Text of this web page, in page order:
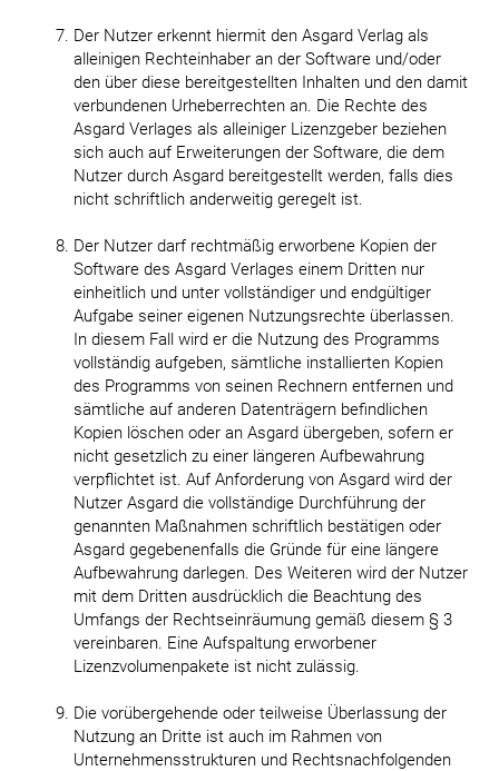
Der Nutzer erkennt hiermit den Asgard Verlag als
alleinigen Rechteinhaber an der Software und/oder
den über diese bereitgestellten Inhalten und den damit
verbundenen Urheberrechten an. Die Rechte des
Asgard Verlages als alleiniger Lizenzgeber beziehen
sich auch auf Erweiterungen der Software, die dem
Nutzer durch Asgard bereitgestellt werden, falls dies
nicht schriftlich anderweitig geregelt ist.
Der Nutzer darf rechtmäßig erworbene Kopien der
Software des Asgard Verlages einem Dritten nur
einheitlich und unter vollständiger und endgültiger
Aufgabe seiner eigenen Nutzungsrechte überlassen.
In diesem Fall wird er die Nutzung des Programms
vollständig aufgeben, sämtliche installierten Kopien
des Programms von seinen Rechnern entfernen und
sämtliche auf anderen Datenträgern befindlichen
Kopien löschen oder an Asgard übergeben, sofern er
nicht gesetzlich zu einer längeren Aufbewahrung
verpflichtet ist. Auf Anforderung von Asgard wird der
Nutzer Asgard die vollständige Durchführung der
genannten Maßnahmen schriftlich bestätigen oder
Asgard gegebenenfalls die Gründe für eine längere
Aufbewahrung darlegen. Des Weiteren wird der Nutzer
mit dem Dritten ausdrücklich die Beachtung des
Umfangs der Rechtseinräumung gemäß diesem § 3
vereinbaren. Eine Aufspaltung erworbener
Lizenzvolumenpakete ist nicht zulässig.
Die vorübergehende oder teilweise Überlassung der
Nutzung an Dritte ist auch im Rahmen von
Unternehmensstrukturen und Rechtsnachfolgenden